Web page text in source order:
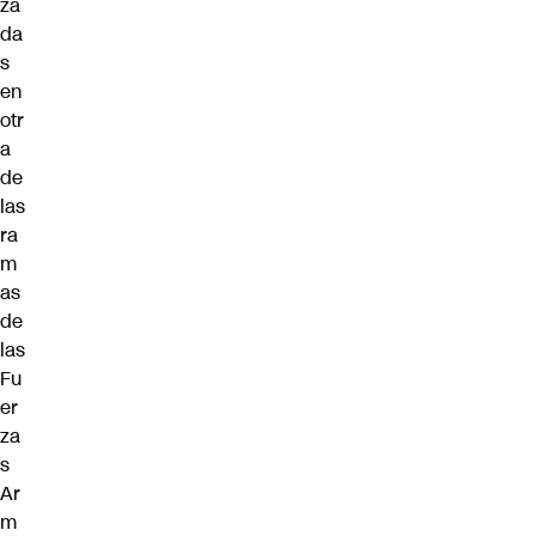
da
s
en
otr
a
de
las
ra
m
as
de
las
Fu
er
za
s
Ar
m